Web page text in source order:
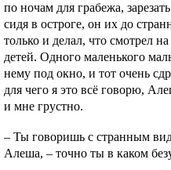
по ночам для грабежа,
сидя в остроге, он их до
только и делал, что смотрел
детей. Одного маленького
нему под окно, и тот очень
для чего я это всё говорю,
и мне грустно.
– Ты говоришь с странным
Алеша, – точно ты в каком